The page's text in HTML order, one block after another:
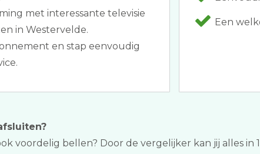
met interessante televisie
in Westervelde.
en stap eenvoudig
Een
voordelig bellen? Door de vergelijker kan jij alles